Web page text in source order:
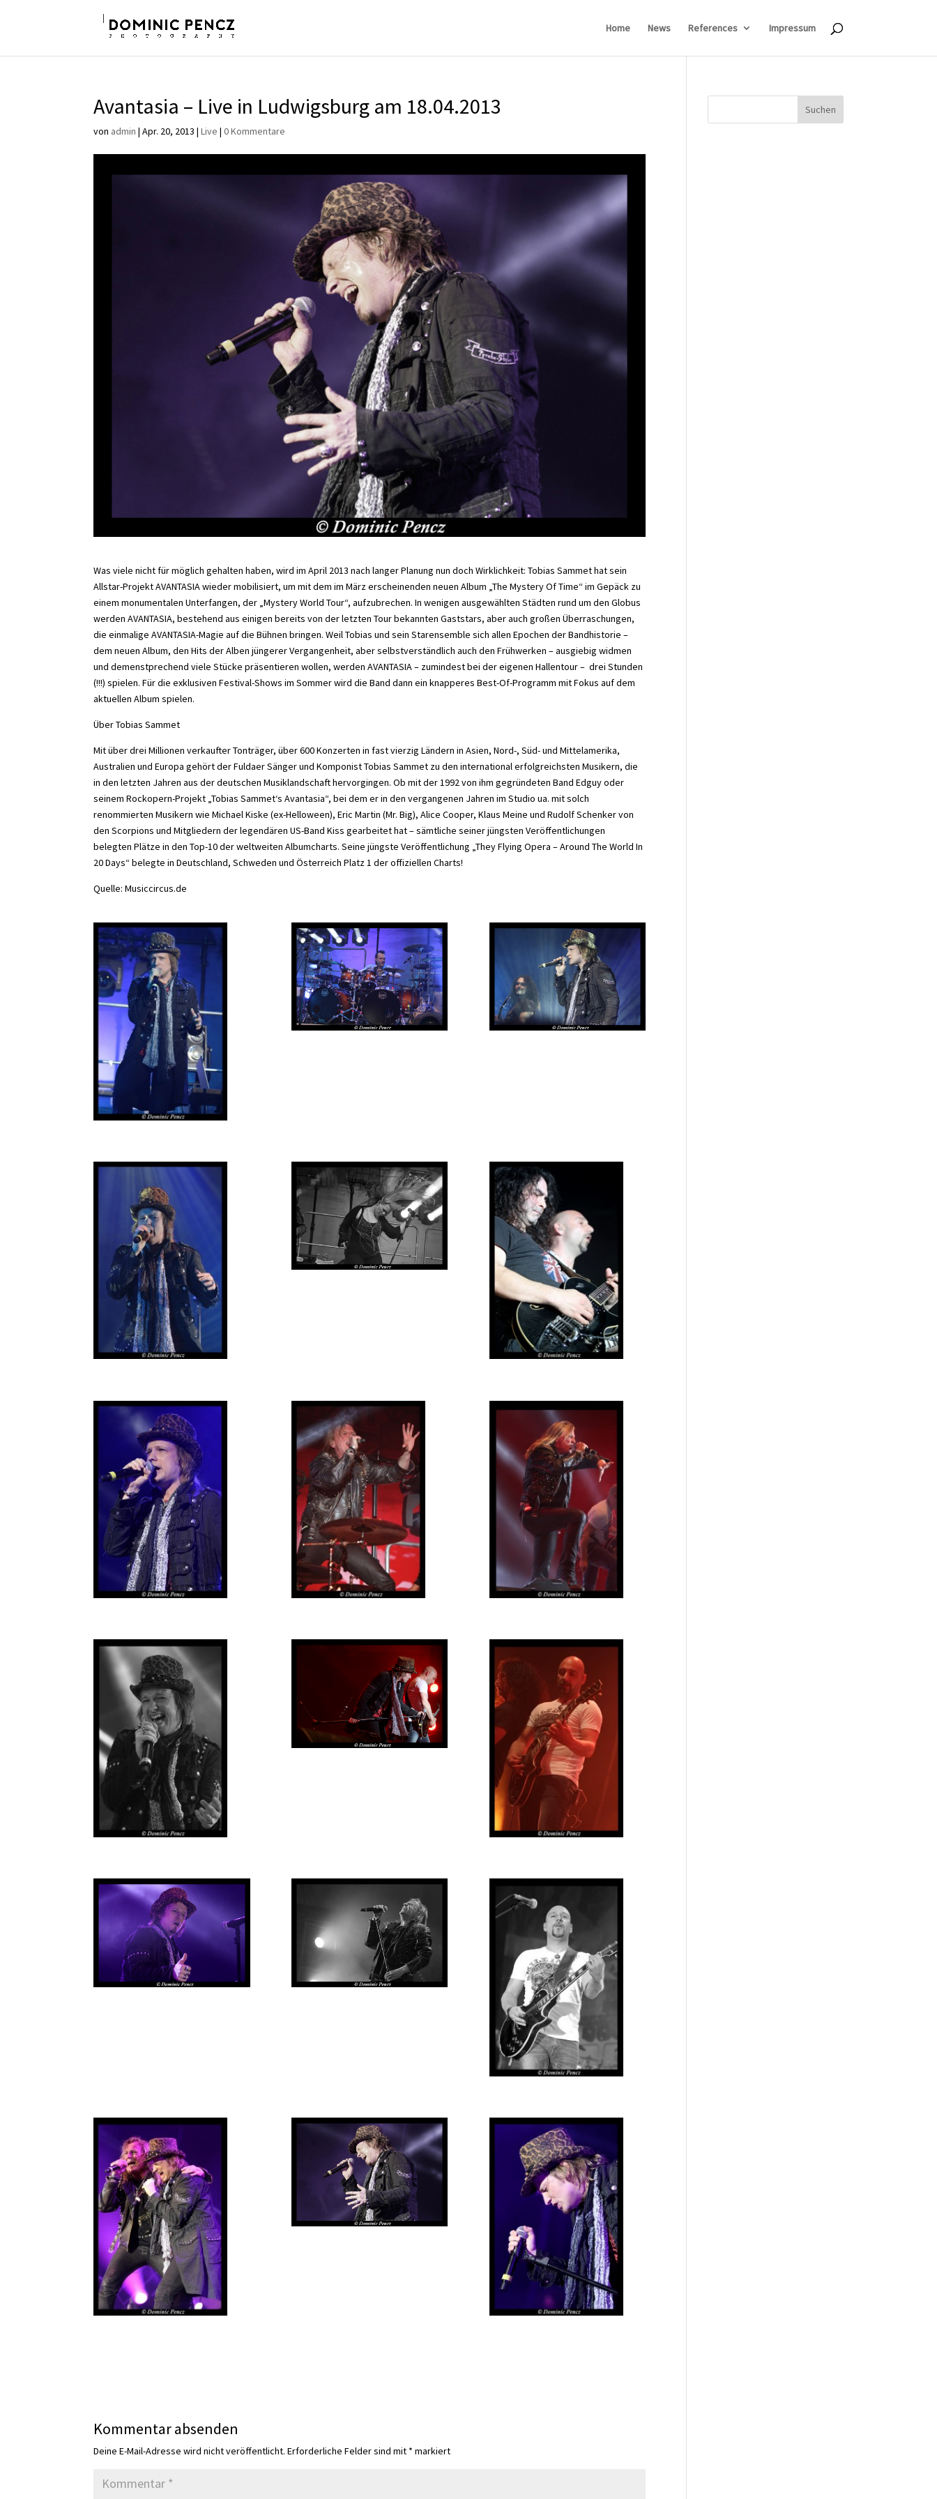
Home News References Impressum
Avantasia – Live in Ludwigsburg am 18.04.2013
von admin |Apr. 20, 2013 |Live |0 Kommentare
Was viele nicht für möglich gehalten haben, wird im April 2013 nach langer Planung nun doch Wirklichkeit: Tobias Sammet hat sein
Allstar-Projekt AVANTASIA wieder mobilisiert, um mit dem im März erscheinenden neuen Album „The Mystery Of Time“ im Gepäck zu
einem monumentalen Unterfangen, der „Mystery World Tour“, aufzubrechen. In wenigen ausgewählten Städten rund um den Globus
werden AVANTASIA, bestehend aus einigen bereits von der letzten Tour bekannten Gaststars, aber auch großen Überraschungen,
die einmalige AVANTASIA-Magie auf die Bühnen bringen. Weil Tobias und sein Starensemble sich allen Epochen der Bandhistorie –
dem neuen Album, den Hits der Alben jüngerer Vergangenheit, aber selbstverständlich auch den Frühwerken – ausgiebig widmen
und demenstprechend viele Stücke präsentieren wollen, werden AVANTASIA – zumindest bei der eigenen Hallentour – drei Stunden
(!!!) spielen. Für die exklusiven Festival-Shows im Sommer wird die Band dann ein knapperes Best-Of-Programm mit Fokus auf dem
aktuellen Album spielen.
Über Tobias Sammet
Mit über drei Millionen verkaufter Tonträger, über 600 Konzerten in fast vierzig Ländern in Asien, Nord-, Süd- und Mittelamerika,
Australien und Europa gehört der Fuldaer Sänger und Komponist Tobias Sammet zu den international erfolgreichsten Musikern, die
in den letzten Jahren aus der deutschen Musiklandschaft hervorgingen. Ob mit der 1992 von ihm gegründeten Band Edguy oder
seinem Rockopern-Projekt „Tobias Sammet‘s Avantasia“, bei dem er in den vergangenen Jahren im Studio ua. mit solch
renommierten Musikern wie Michael Kiske (ex-Helloween), Eric Martin (Mr. Big), Alice Cooper, Klaus Meine und Rudolf Schenker von
den Scorpions und Mitgliedern der legendären US-Band Kiss gearbeitet hat – sämtliche seiner jüngsten Veröffentlichungen
belegten Plätze in den Top-10 der weltweiten Albumcharts. Seine jüngste Veröffentlichung „They Flying Opera – Around The World In
20 Days“ belegte in Deutschland, Schweden und Österreich Platz 1 der offiziellen Charts!
Quelle: Musiccircus.de
Kommentar absenden
Deine E-Mail-Adresse wird nicht veröffentlicht. Erforderliche Felder sind mit * markiert